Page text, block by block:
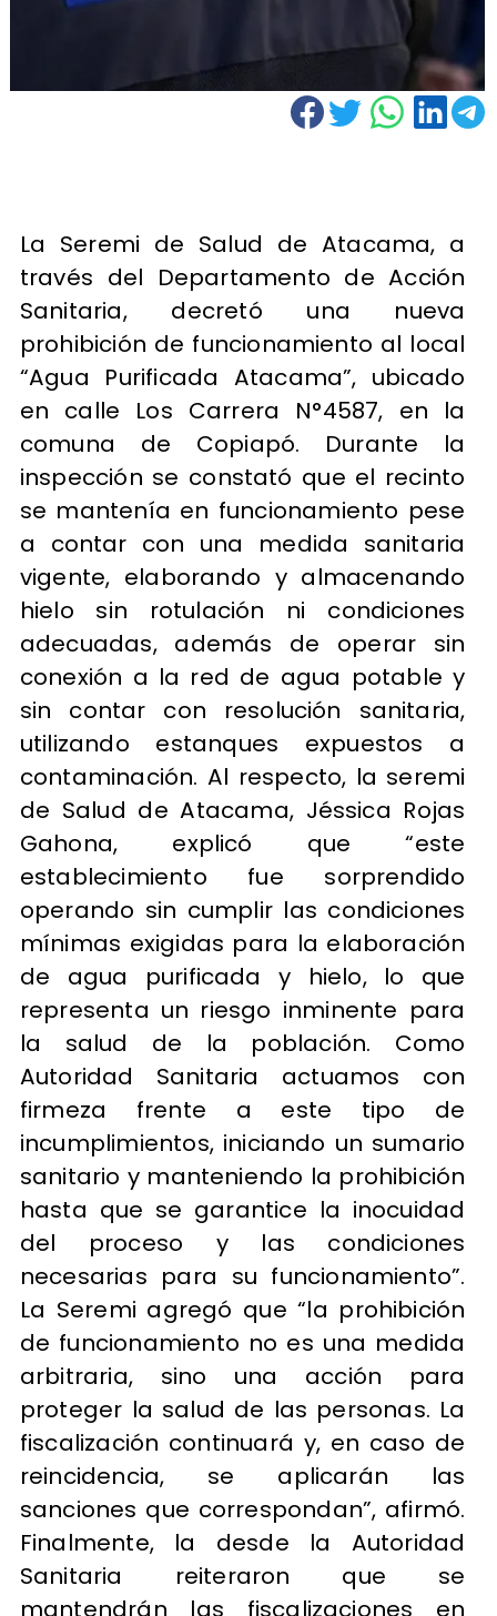
La Seremi de Salud de Atacama, a
través del Departamento de Acción
Sanitaria, decretó una nueva
prohibición de funcionamiento al local
“Agua Purificada Atacama”, ubicado
en calle Los Carrera N°4587, en la
comuna de Copiapó. Durante la
inspección se constató que el recinto
se mantenía en funcionamiento pese
a contar con una medida sanitaria
vigente, elaborando y almacenando
hielo sin rotulación ni condiciones
adecuadas, además de operar sin
conexión a la red de agua potable y
sin contar con resolución sanitaria,
utilizando estanques expuestos a
contaminación. Al respecto, la seremi
de Salud de Atacama, Jéssica Rojas
Gahona, explicó que “este
establecimiento fue sorprendido
operando sin cumplir las condiciones
mínimas exigidas para la elaboración
de agua purificada y hielo, lo que
representa un riesgo inminente para
la salud de la población. Como
Autoridad Sanitaria actuamos con
firmeza frente a este tipo de
incumplimientos, iniciando un sumario
sanitario y manteniendo la prohibición
hasta que se garantice la inocuidad
del proceso y las condiciones
necesarias para su funcionamiento”.
La Seremi agregó que “la prohibición
de funcionamiento no es una medida
arbitraria, sino una acción para
proteger la salud de las personas. La
fiscalización continuará y, en caso de
reincidencia, se aplicarán las
sanciones que correspondan”, afirmó.
Finalmente, la desde la Autoridad
Sanitaria reiteraron que se
mantendrán las fiscalizaciones en